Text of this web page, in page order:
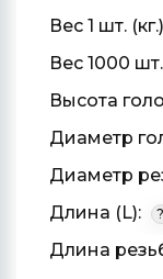
Вес 1 шт.
Вес 1000 шт.
Высота
Диаметр
Диаметр
Длина (L):
?
Длина